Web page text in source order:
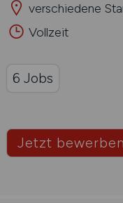
verschiedene
Vollzeit
Jetzt bewerben
6 Jobs